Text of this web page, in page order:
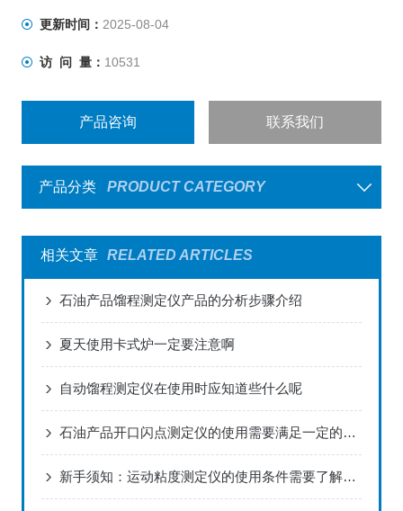
更新时间： 2025-08-04
访 问 量： 10531
产品咨询 联系我们
产品分类 PRODUCT CATEGORY
相关文章 RELATED ARTICLES
石油产品馏程测定仪产品的分析步骤介绍
夏天使用卡式炉一定要注意啊
自动馏程测定仪在使用时应知道些什么呢
石油产品开口闪点测定仪的使用需要满足一定的环境要求
新手须知：运动粘度测定仪的使用条件需要了解清楚哦